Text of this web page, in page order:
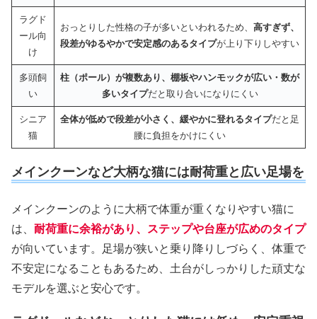
ラグド
ール向
け
おっとりした性格の子が多いといわれるため、 高すぎず、
段差がゆるやかで安定感のあるタイプが上り下りしやすい
多頭飼
い
柱（ポール）が複数あり、棚板やハンモックが広い・数が
多いタイプだと取り合いになりにくい
シニア
猫
全体が低めで段差が小さく、緩やかに登れるタイプだと足
腰に負担をかけにくい
メインクーンなど大柄な猫には耐荷重と広い足場を
メインクーンのように大柄で体重が重くなりやすい猫に
は、 耐荷重に余裕があり、ステップや台座が広めのタイプ
が向いています。足場が狭いと乗り降りしづらく、体重で
不安定になることもあるため、土台がしっかりした頑丈な
モデルを選ぶと安心です。